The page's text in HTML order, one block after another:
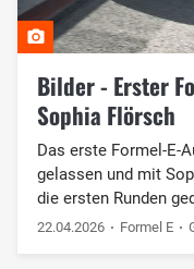
Bilder - Erster
Sophia Flörsch
Das erste Formel-E-
gelassen und mit
die ersten Runden
22.04.2026 Formel E